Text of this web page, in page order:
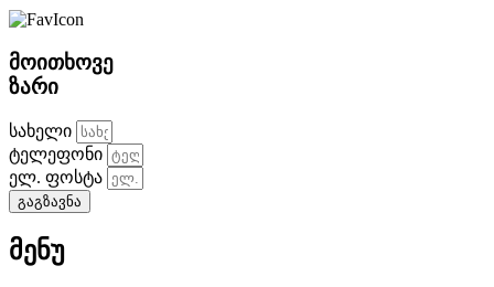
მოითხოვე
ზარი
სახელი
ტელეფონი
ელ. ფოსტა
გაგზავნა
მენუ